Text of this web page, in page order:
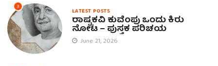
3 LATEST POSTS
ರಾಷ್ಟ್ರಕವಿ ಕುವೆಂಪು ಒಂದು ಕಿರು
ನೋಟ – ಪುಸ್ತಕ ಪರಿಚಯ
June 21, 2026